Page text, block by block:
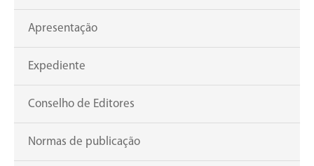
Apresentação
Expediente
Conselho de Editores
Normas de publicação